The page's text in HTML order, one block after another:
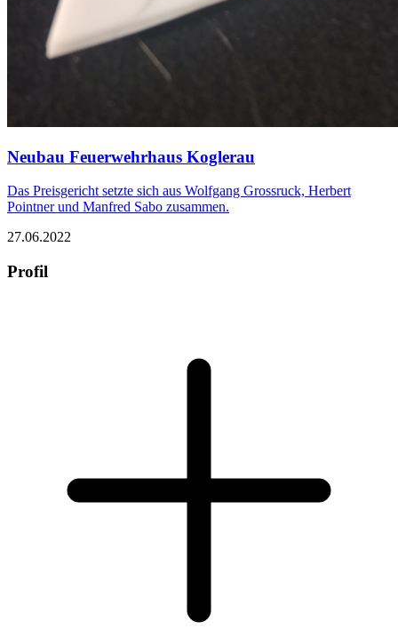
Neubau Feuerwehrhaus Koglerau
Das Preisgericht setzte sich aus Wolfgang Grossruck, Herbert
Pointner und Manfred Sabo zusammen.
27.06.2022
Profil